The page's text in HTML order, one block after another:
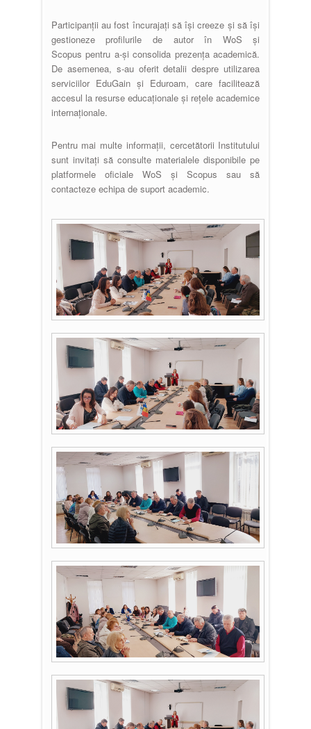
Participanții au fost încurajați să își creeze și să își
gestioneze profilurile de autor în WoS și
Scopus pentru a-și consolida prezența academică.
De asemenea, s-au oferit detalii despre utilizarea
serviciilor EduGain și Eduroam, care facilitează
accesul la resurse educaționale și rețele academice
internaționale.
Pentru mai multe informații, cercetătorii Institutului
sunt invitați să consulte materialele disponibile pe
platformele oficiale WoS și Scopus sau să
contacteze echipa de suport academic.